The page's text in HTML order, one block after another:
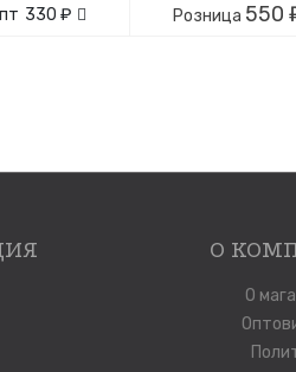
330 ₽ Розница 550
О
О